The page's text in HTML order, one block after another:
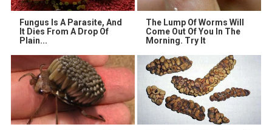
Fungus Is A Parasite, And
It Dies From A Drop Of
Plain...
The Lump Of Worms Will
Come Out Of You In The
Morning. Try It